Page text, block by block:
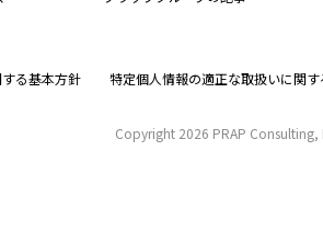
る基本方針 特定個人情報の適正な取扱いに関
Copyright 2026 PRAP Consulting,